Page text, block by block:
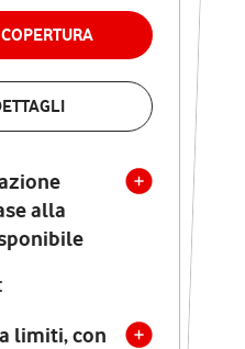
alla
limiti, con
LA COPERTURA
attivazione
in base alla
disponibile
senza limiti, con
tecnologia